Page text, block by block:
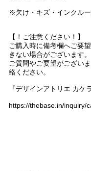
※欠け・キズ・インクルー
【！ご注意ください！】
ご購入時に備考欄へご要
きない場合がございます。
ご質問やご要望がござい
絡ください。
『デザインアトリエ カ
https://thebase.in/inquiry/